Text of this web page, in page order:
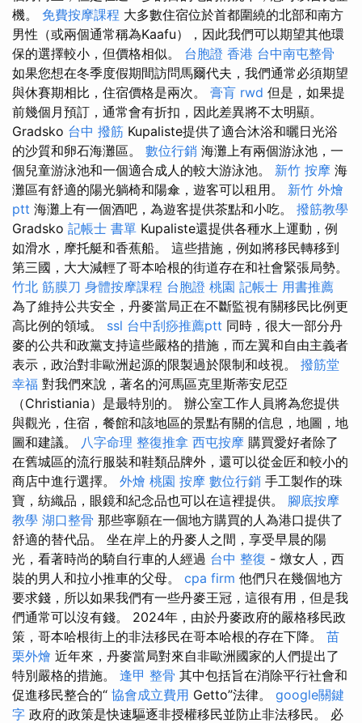
機。 免費按摩課程 大多數住宿位於首都圍繞的北部和南方
男性（或兩個通常稱為Kaafu），因此我們可以期望其他環
保的選擇較小，但價格相似。 台胞證 香港 台中南屯整骨
如果您想在冬季度假期間訪問馬爾代夫，我們通常必須期望
與休賽期相比，住宿價格是兩次。 膏肓 rwd 但是，如果提
前幾個月預訂，通常會有折扣，因此差異將不太明顯。
Gradsko 台中 撥筋 Kupaliste提供了適合沐浴和曬日光浴
的沙質和卵石海灘區。 數位行銷 海灘上有兩個游泳池，一
個兒童游泳池和一個適合成人的較大游泳池。 新竹 按摩 海
灘區有舒適的陽光躺椅和陽傘，遊客可以租用。 新竹 外燴
ptt 海灘上有一個酒吧，為遊客提供茶點和小吃。 撥筋教學
Gradsko 記帳士 書單 Kupaliste還提供各種水上運動，例
如滑水，摩托艇和香蕉船。 這些措施，例如將移民轉移到
第三國，大大減輕了哥本哈根的街道存在和社會緊張局勢。
竹北 筋膜刀 身體按摩課程 台胞證 桃園 記帳士 用書推薦
為了維持公共安全，丹麥當局正在不斷監視有關移民比例更
高比例的領域。 ssl 台中刮痧推薦ptt 同時，很大一部分丹
麥的公共和政黨支持這些嚴格的措施，而左翼和自由主義者
表示，政治對非歐洲起源的限製過於限制和歧視。 撥筋堂
幸福 對我們來說，著名的河馬區克里斯蒂安尼亞
（Christiania）是最特別的。 辦公室工作人員將為您提供
與觀光，住宿，餐館和該地區的景點有關的信息，地圖，地
圖和建議。 八字命理 整復推拿 西屯按摩 購買愛好者除了
在舊城區的流行服裝和鞋類品牌外，還可以從金匠和較小的
商店中進行選擇。 外燴 桃園 按摩 數位行銷 手工製作的珠
寶，紡織品，眼鏡和紀念品也可以在這裡提供。 腳底按摩
教學 湖口整骨 那些寧願在一個地方購買的人為港口提供了
舒適的替代品。 坐在岸上的丹麥人之間，享受早晨的陽
光，看著時尚的騎自行車的人經過 台中 整復 - 燉女人，西
裝的男人和拉小推車的父母。 cpa firm 他們只在幾個地方
要求錢，所以如果我們有一些丹麥王冠，這很有用，但是我
們通常可以沒有錢。 2024年，由於丹麥政府的嚴格移民政
策，哥本哈根街上的非法移民在哥本哈根的存在下降。 苗
栗外燴 近年來，丹麥當局對來自非歐洲國家的人們提出了
特別嚴格的措施。 逢甲 整骨 其中包括旨在消除平行社會和
促進移民整合的“ 協會成立費用 Getto”法律。 google關鍵
字 政府的政策是快速驅逐非授權移民並防止非法移民。 必